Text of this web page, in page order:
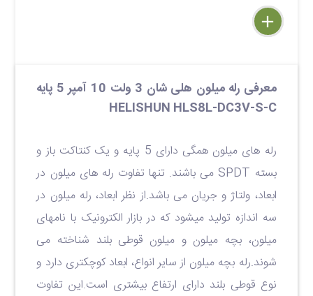
delete
remove
add
معرفی رله میلون هلی شان 3 ولت 10 آمپر 5 پایه
HELISHUN HLS8L-DC3V-S-C
رله های میلون همگی دارای 5 پایه و یک کنتاکت باز و
بسته SPDT می باشند. تنها تفاوت رله های میلون در
ابعاد، ولتاژ و جریان می باشد.از نظر ابعاد، رله میلون در
سه اندازه تولید میشود که در بازار الکترونیک با نامهای
میلون، بچه میلون و میلون قوطی بلند شناخته می
شوند.رله بچه میلون از سایر انواع، ابعاد کوچکتری دارد و
نوع قوطی بلند دارای ارتفاع بیشتری است.این تفاوت